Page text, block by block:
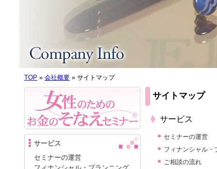
TOP » 会社概要 » サイトマップ
サイトマップ
サービス
セミナーの運営
フィナンシャル・
ご相談の流れ
サービス
セミナーの運営